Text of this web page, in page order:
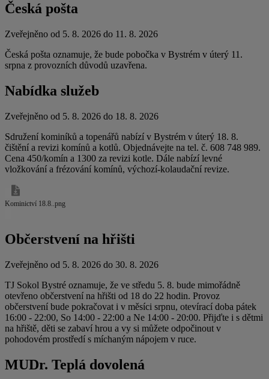
Česká pošta
Zveřejněno od 5. 8. 2026 do 11. 8. 2026
Česká pošta oznamuje, že bude pobočka v Bystrém v úterý 11.
srpna z provozních důvodů uzavřena.
Nabídka služeb
Zveřejněno od 5. 8. 2026 do 18. 8. 2026
Sdružení kominíků a topenářů nabízí v Bystrém v úterý 18. 8.
čištění a revizi komínů a kotlů. Objednávejte na tel. č. 608 748 989.
Cena 450/komín a 1300 za revizi kotle. Dále nabízí levné
vložkování a frézování komínů, výchozí-kolaudační revize.
Kominictví 18.8..png
Občerstvení na hřišti
Zveřejněno od 5. 8. 2026 do 30. 8. 2026
TJ Sokol Bystré oznamuje, že ve středu 5. 8. bude mimořádně
otevřeno občerstvení na hřišti od 18 do 22 hodin. Provoz
občerstvení bude pokračovat i v měsíci srpnu, otevírací doba pátek
16:00 - 22:00, So 14:00 - 22:00 a Ne 14:00 - 20:00. Přijďte i s dětmi
na hřiště, děti se zabaví hrou a vy si můžete odpočinout v
pohodovém prostředí s míchaným nápojem v ruce.
MUDr. Teplá dovolená